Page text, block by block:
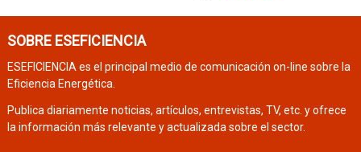
SOBRE ESEFICIENCIA
ESEFICIENCIA es el principal medio de comunicación on-line sobre la
Eficiencia Energética.
Publica diariamente noticias, artículos, entrevistas, TV, etc. y ofrece
la información más relevante y actualizada sobre el sector.